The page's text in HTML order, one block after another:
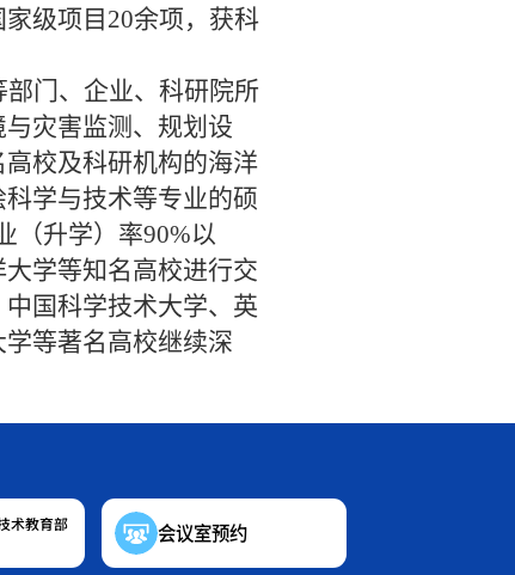
级项目 20余项，获科
门、企业、科研院所
灾害监测、规划设
校及科研机构的海洋
学与技术等专业的硕
（升学）率90%以
学等知名高校进行交
国科学技术大学、英
等著名高校继续深
术教育部
会议室预约